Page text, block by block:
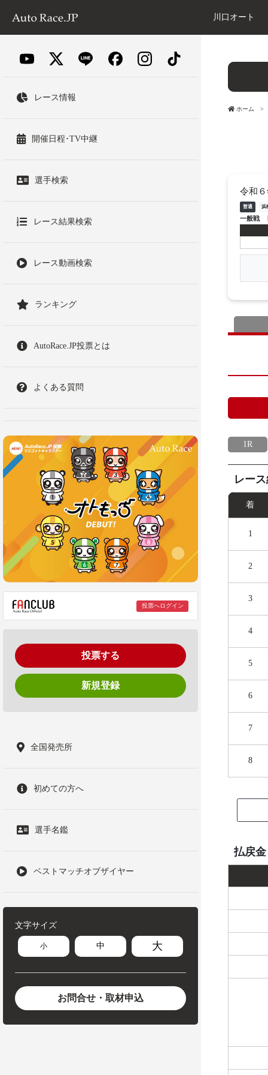
川口オート
レース情報
開催日程･TV中継
選手検索
レース結果検索
レース動画検索
ランキング
AutoRace.JP投票とは
よくある質問
投票へログイン
投票する
新規登録
全国発売所
初めての方へ
選手名鑑
ベストマッチオブザイヤー
文字サイズ
小 中 大
お問合せ・取材申込
ホーム
令和
普通 浜
一般戦
1R
レー
着
1
2
3
4
5
6
7
8
払戻金